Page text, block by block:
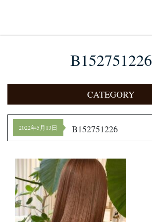
B152751226
CATEGORY
2022年5月13日 B152751226